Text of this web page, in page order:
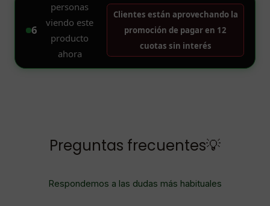
Preguntas frecuentes💡
Respondemos a las dudas más habituales